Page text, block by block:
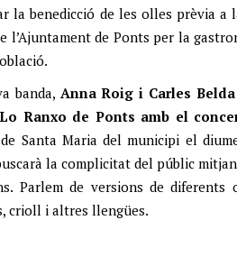
la benedicció de les olles prèvia
l’Ajuntament de Ponts per la
banda, Anna Roig i Carles
Ranxo de Ponts amb el
de Santa Maria del municipi el
la complicitat del públic
Parlem de versions de
crioll i altres llengües.